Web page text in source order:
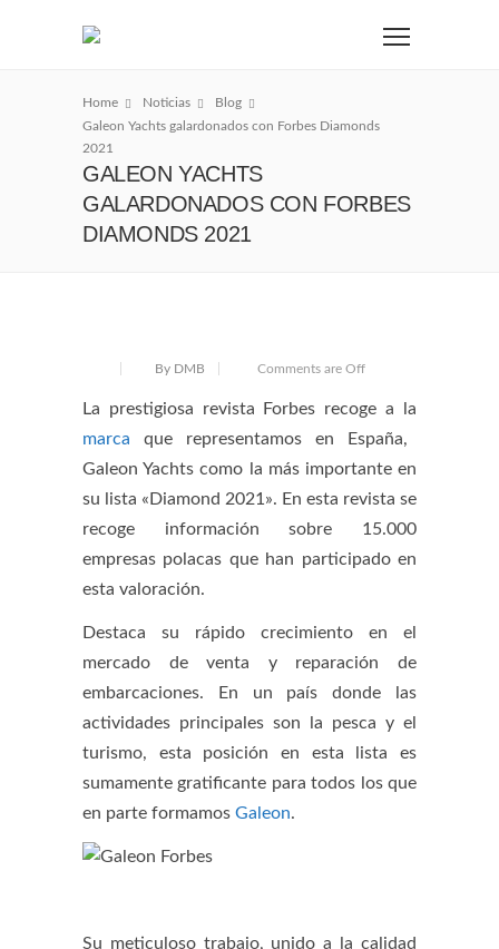
Home Noticias
Blog
Galeon Yachts galardonados con Forbes Diamonds
2021
GALEON YACHTS
GALARDONADOS CON FORBES
DIAMONDS 2021
By DMB Comments are Off
La prestigiosa revista Forbes recoge a la
marca que representamos en España,
Galeon Yachts como la más importante en
su lista «Diamond 2021». En esta revista se
recoge información sobre 15.000
empresas polacas que han participado en
esta valoración.
Destaca su rápido crecimiento en el
mercado de venta y reparación de
embarcaciones. En un país donde las
actividades principales son la pesca y el
turismo, esta posición en esta lista es
sumamente gratificante para todos los que
en parte formamos Galeon.
Su meticuloso trabajo, unido a la calidad